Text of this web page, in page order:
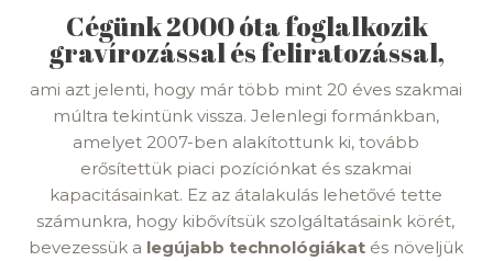
Cégünk 2000 óta foglalkozik
gravírozással és feliratozással,
ami azt jelenti, hogy már több mint 20 éves szakmai
múltra tekintünk vissza. Jelenlegi formánkban,
amelyet 2007-ben alakítottunk ki, tovább
erősítettük piaci pozíciónkat és szakmai
kapacitásainkat. Ez az átalakulás lehetővé tette
számunkra, hogy kibővítsük szolgáltatásaink körét,
bevezessük a legújabb technológiákatés növeljük